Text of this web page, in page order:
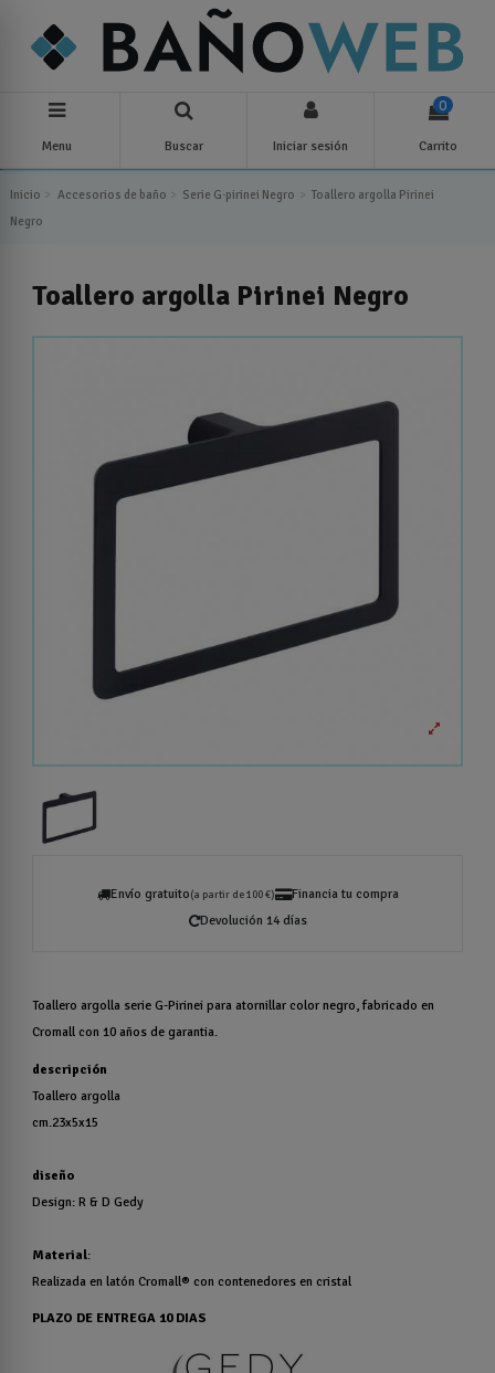
Menu Buscar Iniciar sesión
0
Carrito
Inicio Accesorios de baño Serie G·pirinei Negro
Toallero argolla Pirinei
Negro
Toallero argolla Pirinei Negro
Envío gratuito(a partir de 100 €)
Financia tu compra
Devolución 14 días
Toallero argolla serie G-Pirinei para atornillar color negro, fabricado en
Cromall con 10 años de garantia.
descripción
Toallero argolla
cm.23x5x15
diseño
Design: R & D Gedy
Material:
Realizada en latón Cromall® con contenedores en cristal
PLAZO DE ENTREGA 10 DIAS